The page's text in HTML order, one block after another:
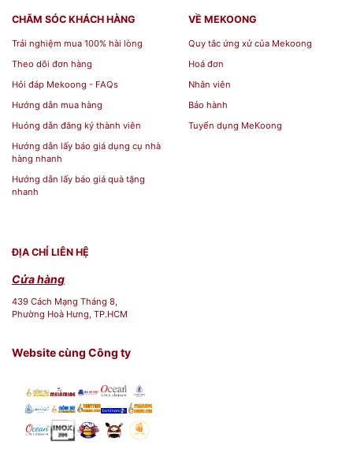
CHĂM SÓC KHÁCH HÀNG
Trải nghiệm mua 100% hài lòng
Theo dõi đơn hàng
Hỏi đáp Mekoong - FAQs
Hướng dẫn mua hàng
Huóng dẫn đăng ký thành viên
Hướng dẫn lấy báo giá dụng cụ nhà
hàng nhanh
Hướng dẫn lấy báo giá quà tặng
nhanh
VỀ MEKOONG
Quy tắc ứng xử của Mekoong
Hoá đơn
Nhân viên
Bảo hành
Tuyển dụng MeKoong
ĐỊA CHỈ LIÊN HỆ
Cửa hàng
439 Cách Mạng Tháng 8,
Phường Hoà Hưng, TP.HCM
Website cùng Công ty